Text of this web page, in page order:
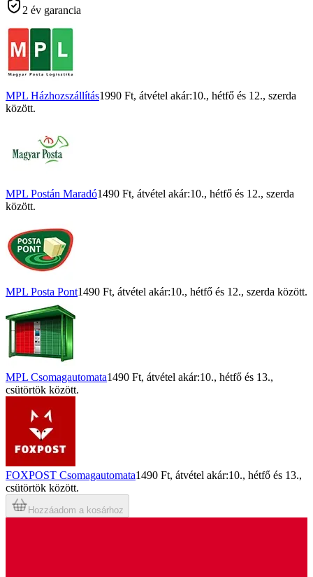
2 év garancia
MPL Házhozszállítás1990 Ft, átvétel akár:10., hétfő és 12., szerda
között.
MPL Postán Maradó1490 Ft, átvétel akár:10., hétfő és 12., szerda
között.
MPL Posta Pont1490 Ft, átvétel akár:10., hétfő és 12., szerda között.
MPL Csomagautomata1490 Ft, átvétel akár:10., hétfő és 13.,
csütörtök között.
FOXPOST Csomagautomata1490 Ft, átvétel akár:10., hétfő és 13.,
csütörtök között.
Hozzáadom a kosárhoz